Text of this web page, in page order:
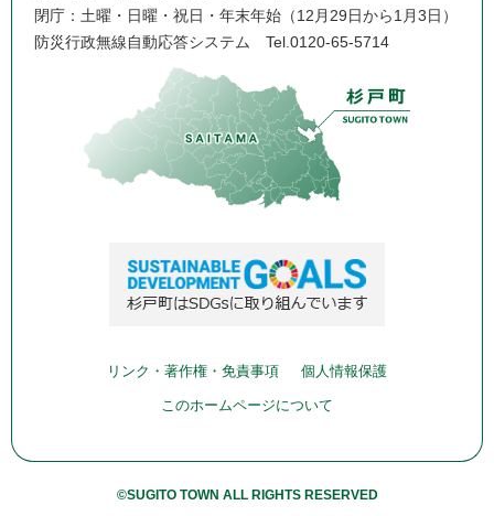
閉庁：土曜・日曜・祝日・年末年始（12月29日から1月3日）
防災行政無線自動応答システム Tel.0120-65-5714
リンク・著作権・免責事項 個人情報保護
このホームページについて
©SUGITO TOWN ALL RIGHTS RESERVED